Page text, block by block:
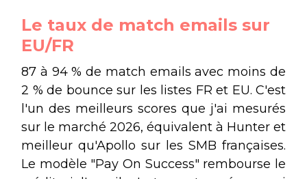
Le taux de match emails sur
EU/FR
87 à 94 % de match emails avec moins de
2 % de bounce sur les listes FR et EU. C'est
l'un des meilleurs scores que j'ai mesurés
sur le marché 2026, équivalent à Hunter et
meilleur qu'Apollo sur les SMB françaises.
Le modèle "Pay On Success" rembourse le